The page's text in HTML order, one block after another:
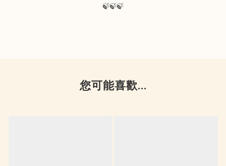
🍃🍃🍃
您可能喜歡...